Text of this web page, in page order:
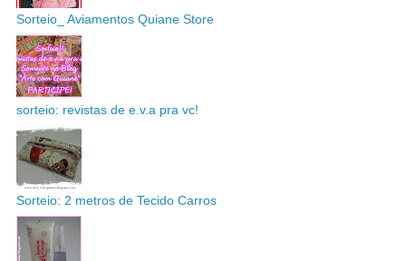
Sorteio_ Aviamentos Quiane Store
sorteio: revistas de e.v.a pra vc!
Sorteio: 2 metros de Tecido Carros